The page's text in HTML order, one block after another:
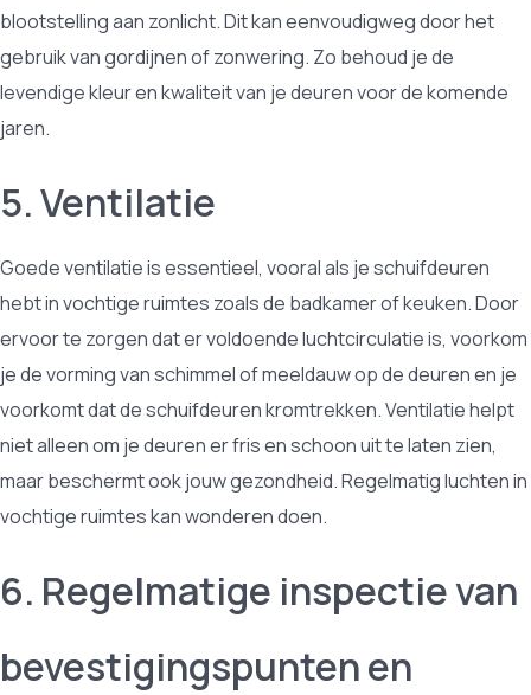
blootstelling aan zonlicht. Dit kan eenvoudigweg door het
gebruik van gordijnen of zonwering. Zo behoud je de
levendige kleur en kwaliteit van je deuren voor de komende
jaren.
5. Ventilatie
Goede ventilatie is essentieel, vooral als je schuifdeuren
hebt in vochtige ruimtes zoals de badkamer of keuken. Door
ervoor te zorgen dat er voldoende luchtcirculatie is, voorkom
je de vorming van schimmel of meeldauw op de deuren en je
voorkomt dat de schuifdeuren kromtrekken. Ventilatie helpt
niet alleen om je deuren er fris en schoon uit te laten zien,
maar beschermt ook jouw gezondheid. Regelmatig luchten in
vochtige ruimtes kan wonderen doen.
6. Regelmatige inspectie van
bevestigingspunten en